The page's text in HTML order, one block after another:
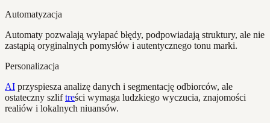
Automatyzacja
Automaty pozwalają wyłapać błędy, podpowiadają struktury, ale nie
zastąpią oryginalnych pomysłów i autentycznego tonu marki.
Personalizacja
AI przyspiesza analizę danych i segmentację odbiorców, ale
ostateczny szliftreści wymaga ludzkiego wyczucia, znajomości
realiów i lokalnych niuansów.